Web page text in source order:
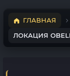
ГЛАВНАЯ